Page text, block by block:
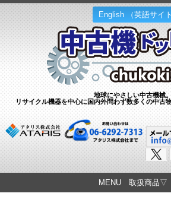
English （英語サイト
地球にやさしい中古機械
リサイクル機器を中心に国内外問わず数多くの中古
MENU 取扱商品▽